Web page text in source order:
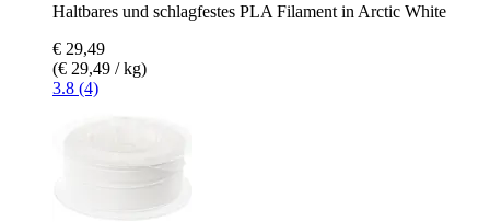
Haltbares und schlagfestes PLA Filament in Arctic White
€ 29,49
(€ 29,49 / kg)
3.8 (4)